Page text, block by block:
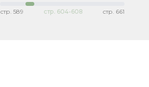
стр. 589 стр. 604-608 стр. 661